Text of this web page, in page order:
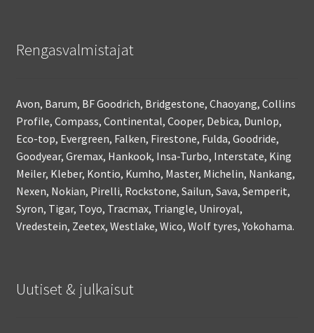
Rengasvalmistajat
Avon, Barum, BF Goodrich, Bridgestone, Chaoyang, Collins
Profile, Compass, Continental, Cooper, Debica, Dunlop,
Eco-top, Evergreen, Falken, Firestone, Fulda, Goodride,
Goodyear, Gremax, Hankook, Insa-Turbo, Interstate, King
Meiler, Kleber, Kontio, Kumho, Master, Michelin, Nankang,
Nexen, Nokian, Pirelli, Rockstone, Sailun, Sava, Semperit,
Syron, Tigar, Toyo, Tracmax, Triangle, Uniroyal,
Vredestein, Zeetex, Westlake, Wico, Wolf tyres, Yokohama.
Uutiset & julkaisut